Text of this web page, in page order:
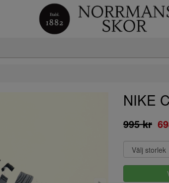
NIKE
995 kr